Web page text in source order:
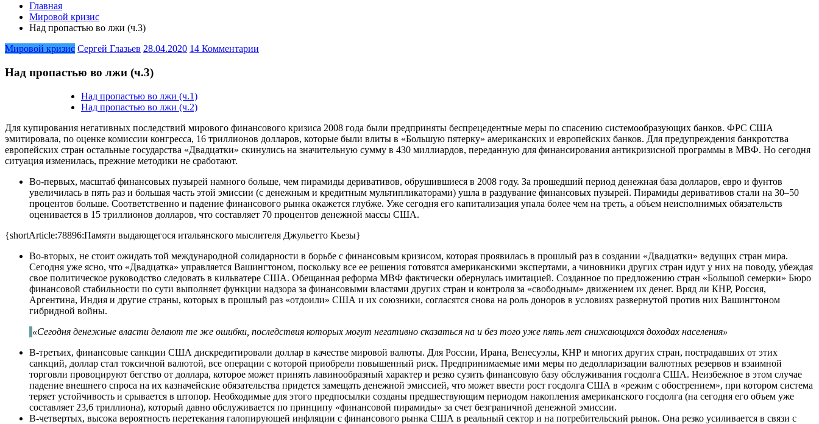
Главная
Мировой кризис
Над пропастью во лжи (ч.3)
Мировой кризис Сергей Глазьев 28.04.2020 14 Комментарии
Над пропастью во лжи (ч.3)
Над пропастью во лжи (ч.1)
Над пропастью во лжи (ч.2)
Для купирования негативных последствий мирового финансового кризиса 2008 года были предприняты беспрецедентные меры по спасению системообразующих банков. ФРС США
эмитировала, по оценке комиссии конгресса, 16 триллионов долларов, которые были влиты в «Большую пятерку» американских и европейских банков. Для предупреждения банкротства
европейских стран остальные государства «Двадцатки» скинулись на значительную сумму в 430 миллиардов, переданную для финансирования антикризисной программы в МВФ. Но сегодня
ситуация изменилась, прежние методики не сработают.
Во-первых, масштаб финансовых пузырей намного больше, чем пирамиды деривативов, обрушившиеся в 2008 году. За прошедший период денежная база долларов, евро и фунтов
увеличилась в пять раз и большая часть этой эмиссии (с денежным и кредитным мультипликаторами) ушла в раздувание финансовых пузырей. Пирамиды деривативов стали на 30–50
процентов больше. Соответственно и падение финансового рынка окажется глубже. Уже сегодня его капитализация упала более чем на треть, а объем неисполнимых обязательств
оценивается в 15 триллионов долларов, что составляет 70 процентов денежной массы США.
{shortArticle:78896:Памяти выдающегося итальянского мыслителя Джульетто Кьезы}
Во-вторых, не стоит ожидать той международной солидарности в борьбе с финансовым кризисом, которая проявилась в прошлый раз в создании «Двадцатки» ведущих стран мира.
Сегодня уже ясно, что «Двадцатка» управляется Вашингтоном, поскольку все ее решения готовятся американскими экспертами, а чиновники других стран идут у них на поводу, убеждая
свое политическое руководство следовать в кильватере США. Обещанная реформа МВФ фактически обернулась имитацией. Созданное по предложению стран «Большой семерки» Бюро
финансовой стабильности по сути выполняет функции надзора за финансовыми властями других стран и контроля за «свободным» движением их денег. Вряд ли КНР, Россия,
Аргентина, Индия и другие страны, которых в прошлый раз «отдоили» США и их союзники, согласятся снова на роль доноров в условиях развернутой против них Вашингтоном
гибридной войны.
«Сегодня денежные власти делают те же ошибки, последствия которых могут негативно сказаться на и без того уже пять лет снижающихся доходах населения»
В-третьих, финансовые санкции США дискредитировали доллар в качестве мировой валюты. Для России, Ирана, Венесуэлы, КНР и многих других стран, пострадавших от этих
санкций, доллар стал токсичной валютой, все операции с которой приобрели повышенный риск. Предпринимаемые ими меры по дедолларизации валютных резервов и взаимной
торговли провоцируют бегство от доллара, которое может принять лавинообразный характер и резко сузить финансовую базу обслуживания госдолга США. Неизбежное в этом случае
падение внешнего спроса на их казначейские обязательства придется замещать денежной эмиссией, что может ввести рост госдолга США в «режим с обострением», при котором система
теряет устойчивость и срывается в штопор. Необходимые для этого предпосылки созданы предшествующим периодом накопления американского госдолга (на сегодня его объем уже
составляет 23,6 триллиона), который давно обслуживается по принципу «финансовой пирамиды» за счет безграничной денежной эмиссии.
В-четвертых, высока вероятность перетекания галопирующей инфляции с финансового рынка США в реальный сектор и на потребительский рынок. Она резко усиливается в связи с